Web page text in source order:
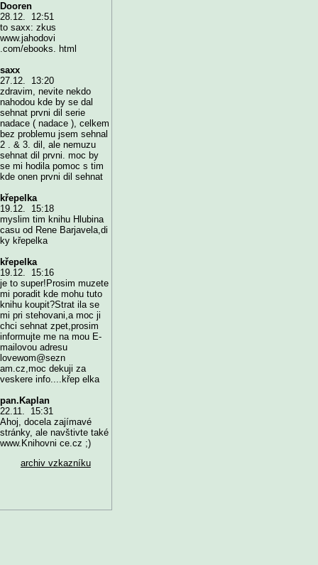
Dooren
28.12. 12:51
to saxx: zkus
www.jahodovi
.com/ebooks. html
saxx
27.12. 13:20
zdravim, nevite nekdo
nahodou kde by se dal
sehnat prvni dil serie
nadace ( nadace ), celkem
bez problemu jsem sehnal
2 . & 3. dil, ale nemuzu
sehnat dil prvni. moc by
se mi hodila pomoc s tim
kde onen prvni dil sehnat
křepelka
19.12. 15:18
myslim tim knihu Hlubina
casu od Rene Barjavela,di
ky křepelka
křepelka
19.12. 15:16
je to super!Prosim muzete
mi poradit kde mohu tuto
knihu koupit?Strat ila se
mi pri stehovani,a moc ji
chci sehnat zpet,prosim
informujte me na mou E-
mailovou adresu
lovewom@sezn
am.cz,moc dekuji za
veskere info....křep elka
pan.Kaplan
22.11. 15:31
Ahoj, docela zajímavé
stránky, ale navštivte také
www.Knihovni ce.cz ;)
archiv vzkazníku